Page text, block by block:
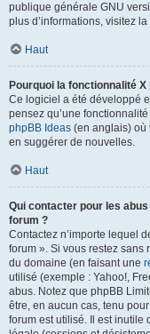
publique générale GNU
plus d’informations, visitez la
Haut
Pourquoi la fonctionnalité X
Ce logiciel a été développé
pensez qu’une
phpBB Ideas (en anglais) où
en suggérer de nouvelles.
Haut
Qui contacter pour les
forum ?
Contactez n’importe lequel
forum ». Si vous restez sans
du domaine (en faisant une
utilisé (exemple : Yahoo!,
abus. Notez que phpBB
être, en aucun cas, tenu
forum est utilisé. Il est inutile